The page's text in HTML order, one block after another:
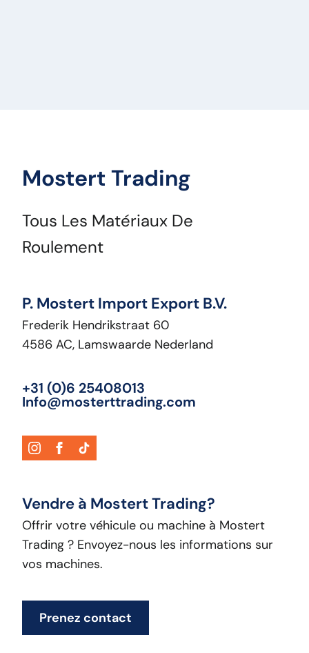
Mostert Trading
Tous Les Matériaux De
Roulement
P. Mostert Import Export B.V.
Frederik Hendrikstraat 60
4586 AC, Lamswaarde Nederland
+31 (0)6 25408013
Info@mosterttrading.com
Vendre à Mostert Trading?
Offrir votre véhicule ou machine à Mostert
Trading ? Envoyez-nous les informations sur
vos machines.
Prenez contact